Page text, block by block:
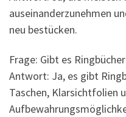
auseinanderzunehmen
neu bestücken.
Frage: Gibt es
Antwort: Ja, es gibt
Taschen, Klarsichtfolien